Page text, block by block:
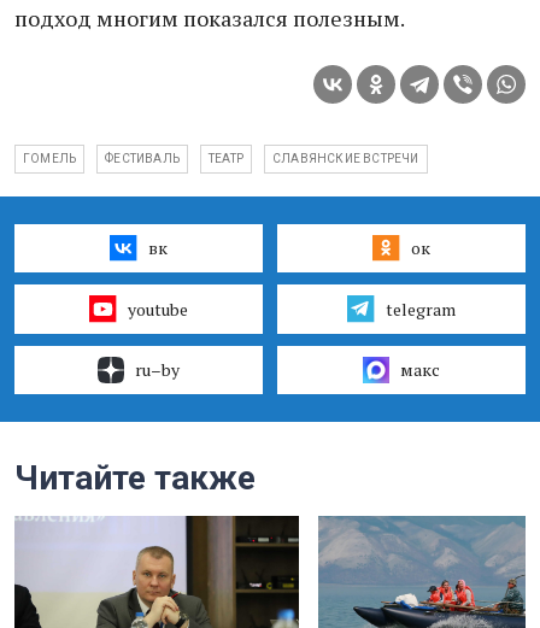
подход многим показался полезным.
ГОМЕЛЬ ФЕСТИВАЛЬ ТЕАТР СЛАВЯНСКИЕ ВСТРЕЧИ
вк ок
youtube telegram
ru–by макс
Читайте также